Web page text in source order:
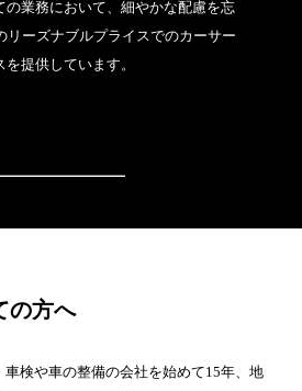
の業務において、細やかな配慮を忘
リーズナブルプライスでのカーサー
を提供しています。
の方へ
検や車の整備の会社を始めて15年、地